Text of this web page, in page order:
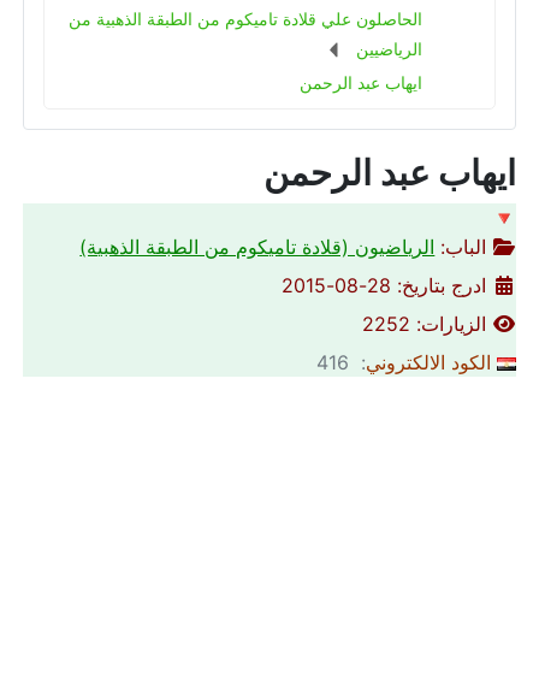
الحاصلون علي قلادة تاميكوم من الطبقة الذهبية من
الرياضيين
ايهاب عبد الرحمن
ايهاب عبد الرحمن
🔻
الباب: الرياضيون (قلادة تاميكوم من الطبقة الذهبية)
ادرج بتاريخ: 28-08-2015
الزيارات: 2252
الكود الالكتروني: 416